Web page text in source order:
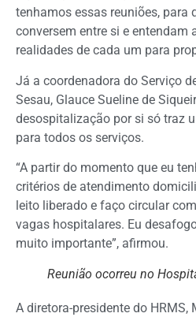
tenhamos essas reuniões, para
conversem entre si e entendam
realidades de cada um para
Já a coordenadora do Serviço
Sesau, Glauce Sueline de
desospitalização por si só traz
para todos os serviços.
“A partir do momento que eu
critérios de atendimento
leito liberado e faço circular
vagas hospitalares. Eu
muito importante”, afirmou.
Reunião ocorreu no
A diretora-presidente do HRMS,